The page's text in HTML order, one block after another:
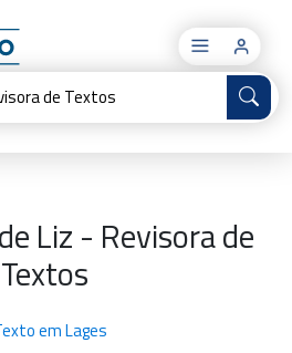
×
Liz - Revisora de
Textos
em Lages